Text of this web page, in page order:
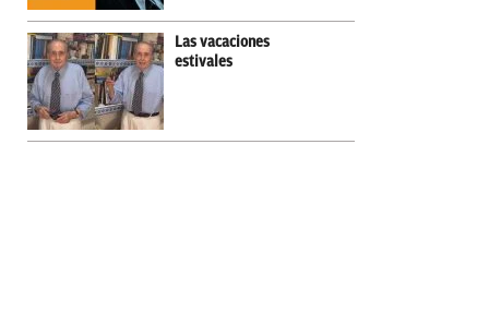
Las vacaciones
estivales